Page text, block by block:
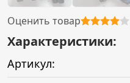
Оценить товар
Характеристики:
Артикул: